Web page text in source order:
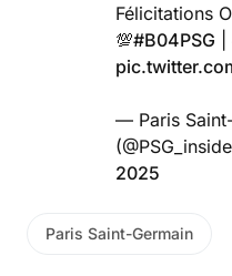
Félicitations
💯#B04PSG
— Paris
2025
Paris Saint-Germain